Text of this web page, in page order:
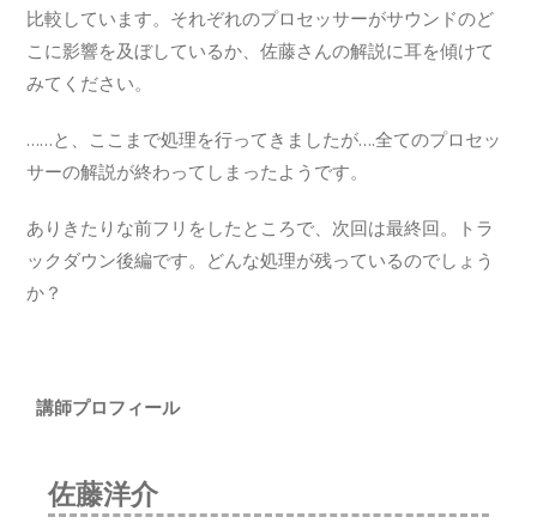
比較しています。それぞれのプロセッサーがサウンドのど
こに影響を及ぼしているか、佐藤さんの解説に耳を傾けて
みてください。
……と、ここまで処理を行ってきましたが….全てのプロセッ
サーの解説が終わってしまったようです。
ありきたりな前フリをしたところで、次回は最終回。トラ
ックダウン後編です。どんな処理が残っているのでしょう
か？
講師プロフィール
佐藤洋介